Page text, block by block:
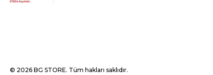
© 2026 BG STORE. Tüm hakları saklıdır.